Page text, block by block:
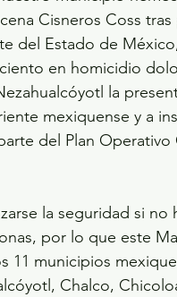
Cisneros Coss
del Estado de
en homicidio
la
mexiquense y a
del Plan Operativo
la seguridad si no
por lo que este
11 municipios
Chalco,